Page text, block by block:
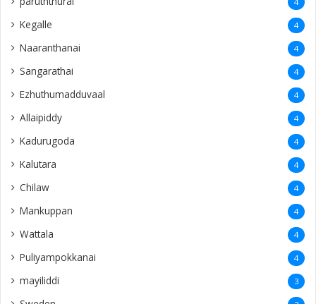
Kegalle 4
Naaranthanai 4
Sangarathai 4
Ezhuthumadduvaal 4
Allaipiddy 4
Kadurugoda 4
Kalutara 4
Chilaw 4
Mankuppan 4
Wattala 4
Puliyampokkanai 4
mayiliddi 3